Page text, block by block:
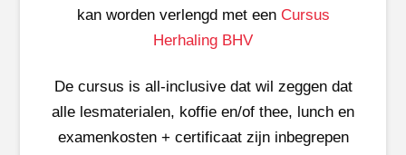
kan worden verlengd met een Cursus
Herhaling BHV
De cursus is all-inclusive dat wil zeggen dat
alle lesmaterialen, koffie en/of thee, lunch en
examenkosten + certificaat zijn inbegrepen